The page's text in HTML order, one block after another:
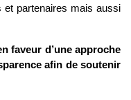
et partenaires mais aussi
faveur d’une approche
afin de soutenir